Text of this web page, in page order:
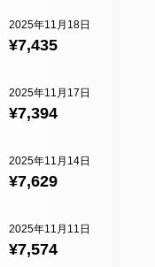
¥7,435
2025年11月18日
¥7,394
2025年11月17日
¥7,629
2025年11月14日
¥7,574
2025年11月11日